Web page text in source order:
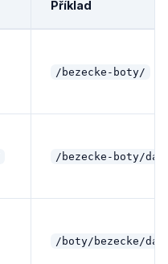
Příklad
/bezecke-boty/
/bezecke-boty/
/boty/bezecke/